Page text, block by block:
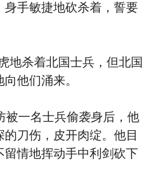
手敏捷地砍杀着，誓要
杀着北国士兵，但北国
他们涌来。
一名士兵偷袭身后，他
刀伤，皮开肉绽。他目
情地挥动手中利剑砍下